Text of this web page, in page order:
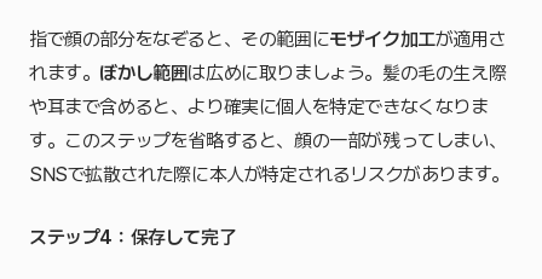
指で顔の部分をなぞると、その範囲にモザイク加工が適用さ
れます。 ぼかし範囲は広めに取りましょう。髪の毛の生え際
や耳まで含めると、より確実に個人を特定できなくなりま
す。このステップを省略すると、顔の一部が残ってしまい、
SNSで拡散された際に本人が特定されるリスクがあります。
ステップ4：保存して完了